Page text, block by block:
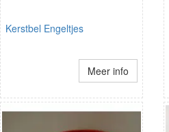
Kerstbel Engeltjes
Meer info